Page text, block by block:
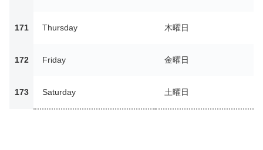
171 Thursday 木曜日
172 Friday 金曜日
173 Saturday 土曜日